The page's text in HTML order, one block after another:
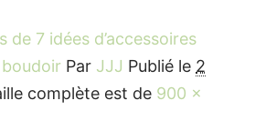
de 7 idées d’accessoires
Par JJJ Publié le 2
complète est de 900 ×